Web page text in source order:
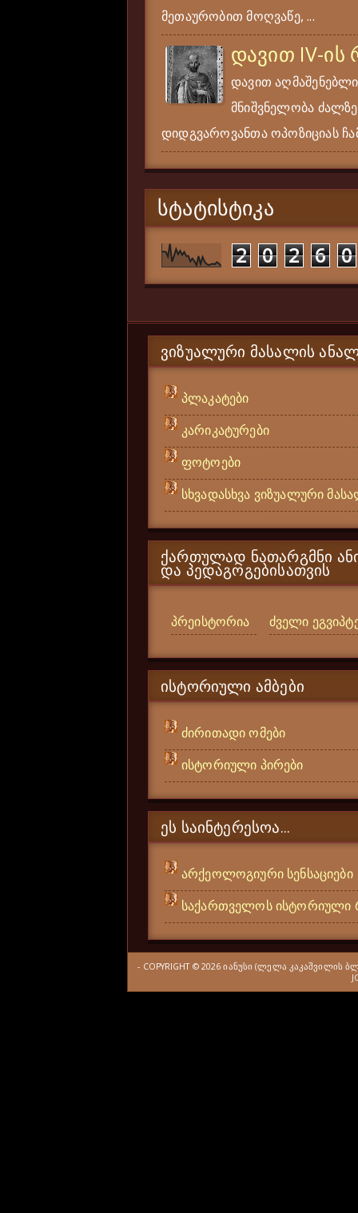
მეთაურობით მოღვაწე, ...
დავით IV-
დავით
მნიშვნელობა
დიდგვაროვანთა ოპოზიციას
ᲡᲢᲐᲢᲘᲡᲢᲘᲙᲐ
2 0 2 6 0
ᲕᲘᲖᲣᲐᲚᲣᲠᲘ ᲛᲐᲡᲐᲚᲘᲡ
პლაკატები
კარიკატურები
ფოტოები
სხვადასხვა ვიზუალური
ᲥᲐᲠᲗᲣᲚᲐᲓ ᲜᲐᲗᲐᲠᲒᲛᲜᲘ
ᲓᲐ ᲞᲔᲓᲐᲒᲝᲒᲔᲑᲘᲡᲐᲗᲕᲘᲡ
პრეისტორია ძველი
ᲘᲡᲢᲝᲠᲘᲣᲚᲘ ᲐᲛᲑᲔᲑᲘ
ძირითადი ომები
ისტორიული პირები
ᲔᲡ ᲡᲐᲘᲜᲢᲔᲠᲔᲡᲝᲐ...
არქეოლოგიური სენსაციები
საქართველოს ისტორიული
- COPYRIGHT © 2026ᲘᲐᲜᲣᲡᲘ (ᲚᲔᲚᲐ ᲙᲐᲙᲐᲨᲕᲘᲚᲘᲡ